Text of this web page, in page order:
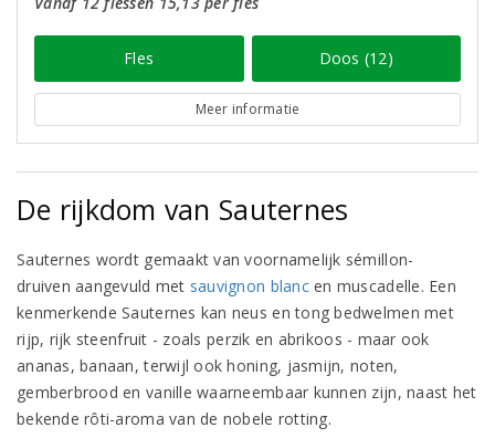
Fles Doos (12)
Meer informatie
De rijkdom van Sauternes
Sauternes wordt gemaakt van voornamelijk sémillon-
druiven aangevuld met sauvignon blancen muscadelle. Een
kenmerkende Sauternes kan neus en tong bedwelmen met
rijp, rijk steenfruit - zoals perzik en abrikoos - maar ook
ananas, banaan, terwijl ook honing, jasmijn, noten,
gemberbrood en vanille waarneembaar kunnen zijn, naast het
bekende rôti-aroma van de nobele rotting.